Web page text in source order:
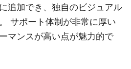
追加でき、独自のビジュアル
サポート体制が非常に厚い
マンスが高い点が魅力的で